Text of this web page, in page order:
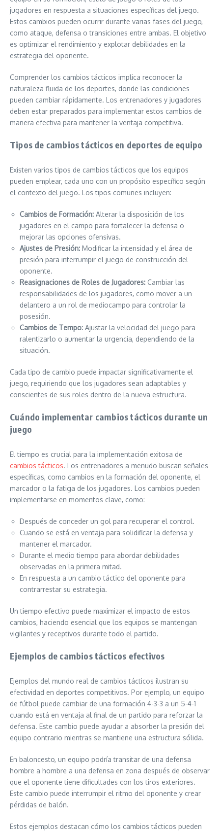
jugadores en respuesta a situaciones específicas del juego.
Estos cambios pueden ocurrir durante varias fases del juego,
como ataque, defensa o transiciones entre ambas. El objetivo
es optimizar el rendimiento y explotar debilidades en la
estrategia del oponente.
Comprender los cambios tácticos implica reconocer la
naturaleza fluida de los deportes, donde las condiciones
pueden cambiar rápidamente. Los entrenadores y jugadores
deben estar preparados para implementar estos cambios de
manera efectiva para mantener la ventaja competitiva.
Tipos de cambios tácticos en deportes de equipo
Existen varios tipos de cambios tácticos que los equipos
pueden emplear, cada uno con un propósito específico según
el contexto del juego. Los tipos comunes incluyen:
Cambios de Formación: Alterar la disposición de los
jugadores en el campo para fortalecer la defensa o
mejorar las opciones ofensivas.
Ajustes de Presión: Modificar la intensidad y el área de
presión para interrumpir el juego de construcción del
oponente.
Reasignaciones de Roles de Jugadores: Cambiar las
responsabilidades de los jugadores, como mover a un
delantero a un rol de mediocampo para controlar la
posesión.
Cambios de Tempo: Ajustar la velocidad del juego para
ralentizarlo o aumentar la urgencia, dependiendo de la
situación.
Cada tipo de cambio puede impactar significativamente el
juego, requiriendo que los jugadores sean adaptables y
conscientes de sus roles dentro de la nueva estructura.
Cuándo implementar cambios tácticos durante un
juego
El tiempo es crucial para la implementación exitosa de
cambios tácticos. Los entrenadores a menudo buscan señales
específicas, como cambios en la formación del oponente, el
marcador o la fatiga de los jugadores. Los cambios pueden
implementarse en momentos clave, como:
Después de conceder un gol para recuperar el control.
Cuando se está en ventaja para solidificar la defensa y
mantener el marcador.
Durante el medio tiempo para abordar debilidades
observadas en la primera mitad.
En respuesta a un cambio táctico del oponente para
contrarrestar su estrategia.
Un tiempo efectivo puede maximizar el impacto de estos
cambios, haciendo esencial que los equipos se mantengan
vigilantes y receptivos durante todo el partido.
Ejemplos de cambios tácticos efectivos
Ejemplos del mundo real de cambios tácticos ilustran su
efectividad en deportes competitivos. Por ejemplo, un equipo
de fútbol puede cambiar de una formación 4-3-3 a un 5-4-1
cuando está en ventaja al final de un partido para reforzar la
defensa. Este cambio puede ayudar a absorber la presión del
equipo contrario mientras se mantiene una estructura sólida.
En baloncesto, un equipo podría transitar de una defensa
hombre a hombre a una defensa en zona después de observar
que el oponente tiene dificultades con los tiros exteriores.
Este cambio puede interrumpir el ritmo del oponente y crear
pérdidas de balón.
Estos ejemplos destacan cómo los cambios tácticos pueden